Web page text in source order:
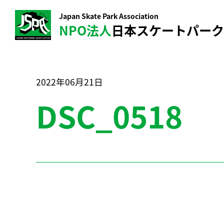
Japan Skate Park Association
NPO法人日本スケートパー
2022年06月21日
DSC_0518